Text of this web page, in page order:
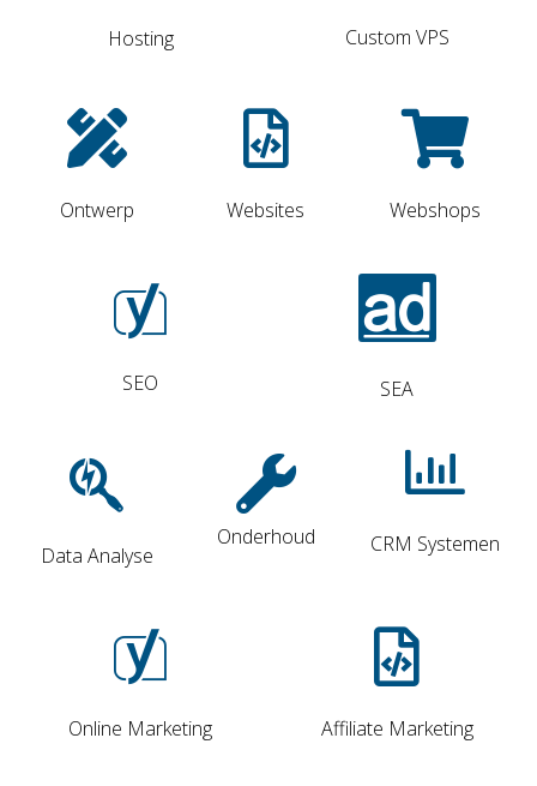
Hosting Custom VPS
Ontwerp Websites Webshops
SEO SEA
Data Analyse
Onderhoud CRM Systemen
Online Marketing Affiliate Marketing